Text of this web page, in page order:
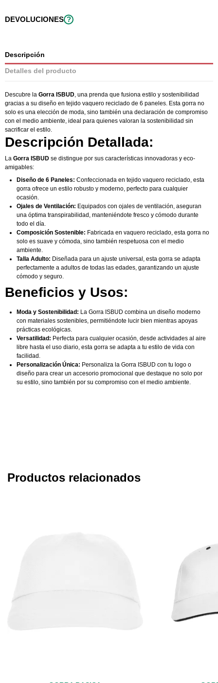
DEVOLUCIONES ?
Descripción
Detalles del producto
Descubre la Gorra ISBUD, una prenda que fusiona estilo y sostenibilidad
gracias a su diseño en tejido vaquero reciclado de 6 paneles. Esta gorra no
solo es una elección de moda, sino también una declaración de compromiso
con el medio ambiente, ideal para quienes valoran la sostenibilidad sin
sacrificar el estilo.
Descripción Detallada:
La Gorra ISBUD se distingue por sus características innovadoras y eco-
amigables:
Diseño de 6 Paneles: Confeccionada en tejido vaquero reciclado, esta
gorra ofrece un estilo robusto y moderno, perfecto para cualquier
ocasión.
Ojales de Ventilación: Equipados con ojales de ventilación, aseguran
una óptima transpirabilidad, manteniéndote fresco y cómodo durante
todo el día.
Composición Sostenible: Fabricada en vaquero reciclado, esta gorra no
solo es suave y cómoda, sino también respetuosa con el medio
ambiente.
Talla Adulto: Diseñada para un ajuste universal, esta gorra se adapta
perfectamente a adultos de todas las edades, garantizando un ajuste
cómodo y seguro.
Beneficios y Usos:
Moda y Sostenibilidad: La Gorra ISBUD combina un diseño moderno
con materiales sostenibles, permitiéndote lucir bien mientras apoyas
prácticas ecológicas.
Versatilidad: Perfecta para cualquier ocasión, desde actividades al aire
libre hasta el uso diario, esta gorra se adapta a tu estilo de vida con
facilidad.
Personalización Única: Personaliza la Gorra ISBUD con tu logo o
diseño para crear un accesorio promocional que destaque no solo por
su estilo, sino también por su compromiso con el medio ambiente.
Productos relacionados